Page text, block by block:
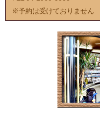
※予約は受けておりません